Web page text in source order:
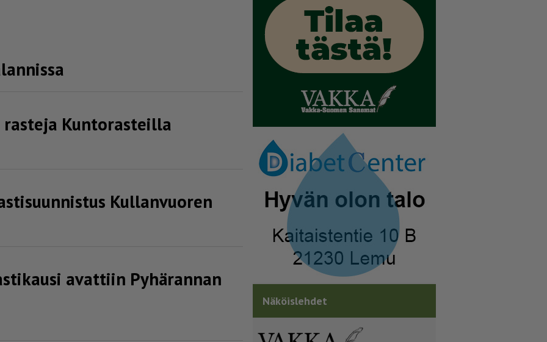
Kuntorasteilla
Kullanvuoren
avattiin Pyhärannan
Näköislehdet